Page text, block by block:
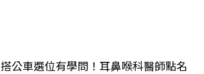
搭公車選位有學問！耳鼻喉科醫師點名